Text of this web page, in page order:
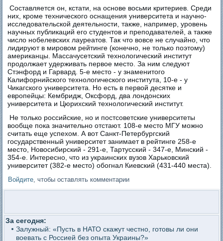
Составляется он, кстати, на основе восьми критериев. Среди
них, кроме технического оснащения университета и научно-
исследовательской деятельности, также, например, уровень
научных публикаций его студентов и преподавателей, а также
число нобелевских лауреатов. Так что вовсе не случайно, что
лидируют в мировом рейтинге (конечно, не только поэтому)
американцы. Массачусетский технологический институт
продолжает удерживать первое место. За ним следуют
Стэнфорд и Гарвард. 5-е место - у знаменитого
Калифорнийского технологического института, 10-е - у
Чикагского университета. Но есть в первой десятке и
европейцы: Кембридж, Оксфорд, два лондонских
университета и Цюрихский технологический институт.
Не только российские, но и постсоветские университеты
вообще пока значительно отстают. 108-е место МГУ можно
считать еще успехом. А вот Санкт-Петербургский
государственный университет занимает в рейтинге 258-е
место, Новосибирский - 291-е, Тартусский - 347-е, Минский -
354-е. Интересно, что из украинских вузов Харьковский
университет (382-е место) обогнал Киевский (431-440 места).
Войдите, чтобы оставлять комментарии
За сегодня:
Залужный: «Пусть в НАТО скажут честно, готовы ли они
воевать с Россией без опыта Украины?»